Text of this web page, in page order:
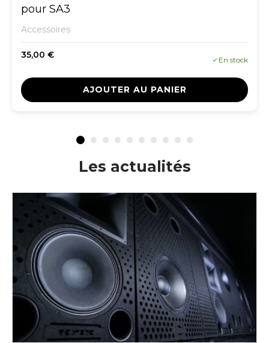
pour SA3
Accessoires
En stock
35,00 €
AJOUTER AU PANIER
Les actualités